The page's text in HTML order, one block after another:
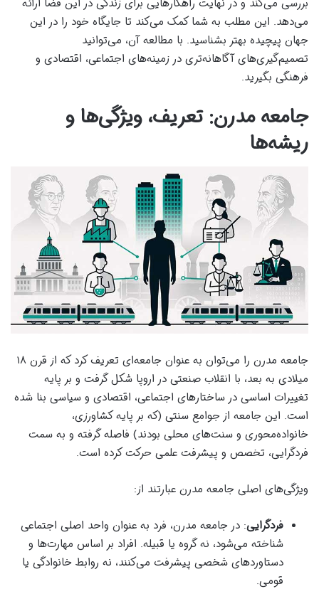
می‌دهد. این مطلب به شما کمک می‌کند تا جایگاه خود را در این
جهان پیچیده بهتر بشناسید. با مطالعه آن، می‌توانید
تصمیم‌گیری‌های آگاهانه‌تری در زمینه‌های اجتماعی، اقتصادی و
فرهنگی بگیرید.
جامعه مدرن: تعریف، ویژگی‌ها و
ریشه‌ها
جامعه مدرن را می‌توان به عنوان جامعه‌ای تعریف کرد که از قرن ۱۸
میلادی به بعد، با انقلاب صنعتی در اروپا شکل گرفت و بر پایه
تغییرات اساسی در ساختارهای اجتماعی، اقتصادی و سیاسی بنا شده
است. این جامعه از جوامع سنتی (که بر پایه کشاورزی،
خانواده‌محوری و سنت‌های محلی بودند) فاصله گرفته و به سمت
فردگرایی، تخصص و پیشرفت علمی حرکت کرده است.
ویژگی‌های اصلی جامعه مدرن عبارتند از:
فردگرایی: در جامعه مدرن، فرد به عنوان واحد اصلی اجتماعی
شناخته می‌شود، نه گروه یا قبیله. افراد بر اساس مهارت‌ها و
دستاوردهای شخصی پیشرفت می‌کنند، نه روابط خانوادگی یا
قومی.